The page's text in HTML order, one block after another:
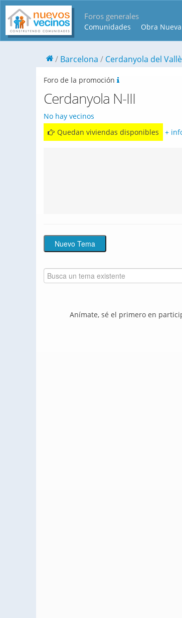
Foros generales
Comunidades Obra Nueva
Barcelona Cerdanyola del
Foro de la promoción
Cerdanyola N-III
No hay vecinos
Quedan viviendas disponibles
+
Anímate, sé el primero en